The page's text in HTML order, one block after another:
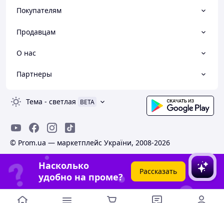
Покупателям
Продавцам
О нас
Партнеры
Тема - светлая BETA
© Prom.ua — маркетплейс України, 2008-2026
Насколько
удобно на проме?
Рассказать